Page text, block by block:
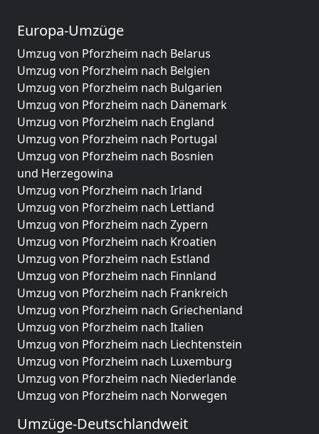
Europa-Umzüge
Umzug von Pforzheim nach Belarus
Umzug von Pforzheim nach Belgien
Umzug von Pforzheim nach Bulgarien
Umzug von Pforzheim nach Dänemark
Umzug von Pforzheim nach England
Umzug von Pforzheim nach Portugal
Umzug von Pforzheim nach Bosnien
und Herzegowina
Umzug von Pforzheim nach Irland
Umzug von Pforzheim nach Lettland
Umzug von Pforzheim nach Zypern
Umzug von Pforzheim nach Kroatien
Umzug von Pforzheim nach Estland
Umzug von Pforzheim nach Finnland
Umzug von Pforzheim nach Frankreich
Umzug von Pforzheim nach Griechenland
Umzug von Pforzheim nach Italien
Umzug von Pforzheim nach Liechtenstein
Umzug von Pforzheim nach Luxemburg
Umzug von Pforzheim nach Niederlande
Umzug von Pforzheim nach Norwegen
Umzüge-Deutschlandweit